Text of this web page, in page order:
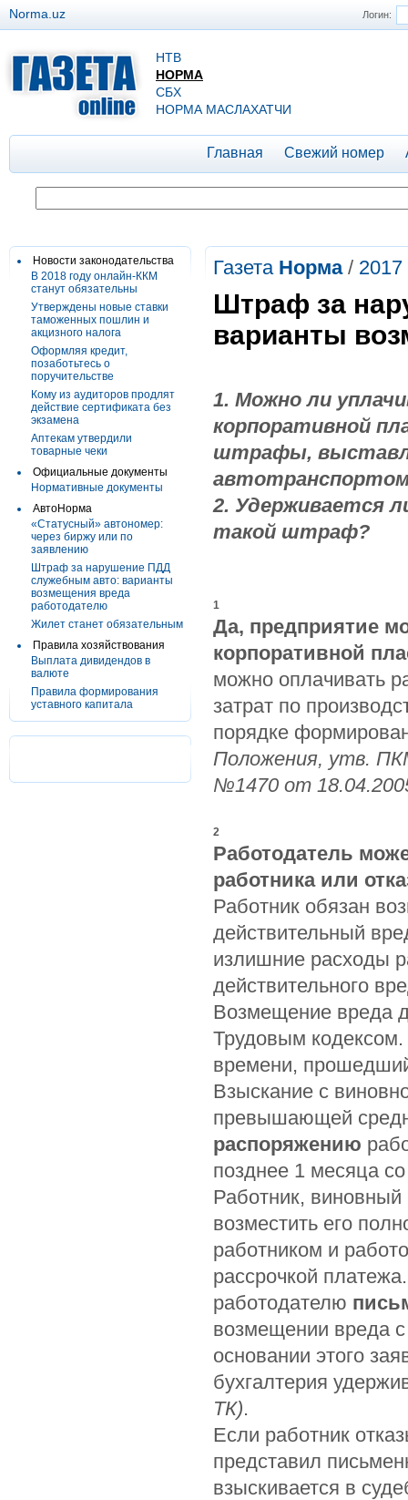
Логин:
Norma.uz
НТВ
НОРМА
СБХ
НОРМА МАСЛАХАТЧИ
Главная Свежий номер
Новости законодательства
В 2018 году онлайн-ККМ
станут обязательны
Утверждены новые ставки
таможенных пошлин и
акцизного налога
Оформляя кредит,
позаботьтесь о
поручительстве
Кому из аудиторов продлят
действие сертификата без
экзамена
Аптекам утвердили
товарные чеки
Официальные документы
Нормативные документы
АвтоНорма
«Статусный» автономер:
через биржу или по
заявлению
Штраф за нарушение ПДД
служебным авто: варианты
возмещения вреда
работодателю
Жилет станет обязательным
Правила хозяйствования
Выплата дивидендов в
валюте
Правила формирования
уставного капитала
Газета Норма/ 2017
Штраф за
варианты
1. Можно ли
корпоративной
штрафы,
2. Удерживается
такой штраф?
1
Да, предприятие
корпоративной
можно оплачивать
затрат по
порядке
Положения, утв.
№1470 от
2
Работодатель
работника или
Работник обязан
действительный
излишние расходы
действительного
Возмещение вреда
Трудовым
времени,
Взыскание с
превышающей
распоряжению
позднее 1 месяца
Работник,
возместить его
работником и
рассрочкой
работодателю
возмещении вреда
основании этого
бухгалтерия
ТК).
Если работник
представил
взыскивается в